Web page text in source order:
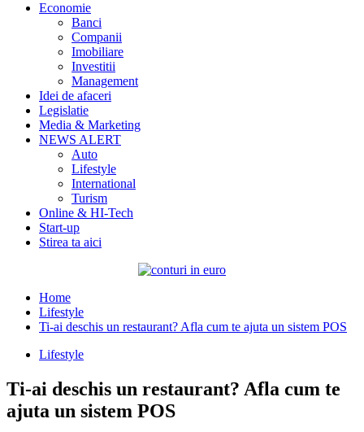
Economie
Banci
Companii
Imobiliare
Investitii
Management
Idei de afaceri
Legislatie
Media & Marketing
NEWS ALERT
Auto
Lifestyle
International
Turism
Online & HI-Tech
Start-up
Stirea ta aici
Home
Lifestyle
Ti-ai deschis un restaurant? Afla cum te ajuta un sistem POS
Lifestyle
Ti-ai deschis un restaurant? Afla cum te
ajuta un sistem POS